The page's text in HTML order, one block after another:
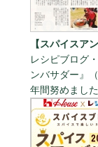
【スパイスア
レシピブログ
ンバサダー』
年間努めました